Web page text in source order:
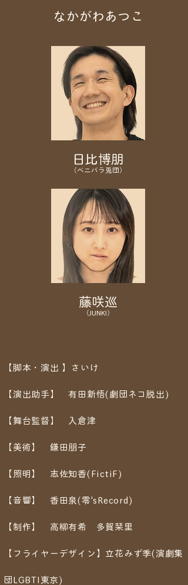
なかがわあつこ
日比博朋
​（ベニバラ兎団）
藤咲巡
​（JUNK!）
【脚本・演出 】さいけ
【演出助手】 有田新悟(劇団ネコ脱出)
【舞台監督】 入倉津
【美術】 鎌田朋子
【照明】 志佐知香(FictiF)
【音響】 香田泉(零'sRecord)
【制作】 高柳有希 多賀栞里
【フライヤーデザイン】立花みず季(演劇集
団LGBTI東京)